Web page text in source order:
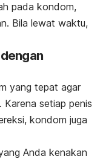
pada kondom,
Bila lewat waktu,
yang tepat agar
Karena setiap penis
kondom juga
Anda kenakan